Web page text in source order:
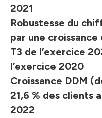
2021
Robustesse du
par une croissance
T3 de l’exercice
l’exercice 2020
Croissance DDM
21,6 % des clients
2022